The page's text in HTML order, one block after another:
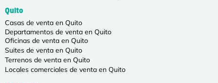
Quito
Casas de venta en Quito
Departamentos de venta en Quito
Oficinas de venta en Quito
Suites de venta en Quito
Terrenos de venta en Quito
Locales comerciales de venta en Quito